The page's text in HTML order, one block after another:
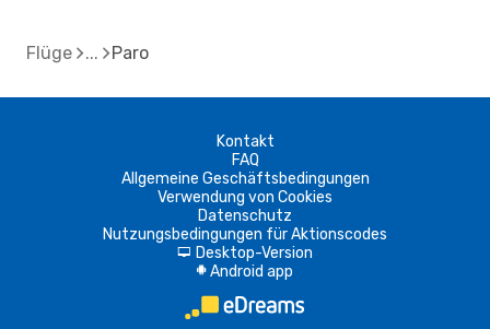
Flüge Paro
Kontakt
FAQ
Allgemeine Geschäftsbedingungen
Verwendung von Cookies
Datenschutz
Nutzungsbedingungen für Aktionscodes
d Desktop-Version
A Android app